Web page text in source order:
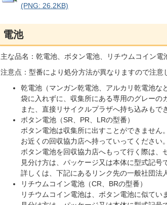
(PNG: 26.2KB)
電池
主な品名：乾電池、ボタン電池、リチウムコイン電
注意点：型番により処分方法が異なりますので注意
乾電池（マンガン乾電池、アルカリ乾電池な
袋に入れずに、収集所にある専用のグレーの
また、直接リサイクルプラザへ持ち込みもで
ボタン電池（SR、PR、LRの型番）
ボタン電池は収集所に出すことができません。
お近くの回収協力店へ持っていってください。
ボタン電池を回収協力店へもって行く際は、
見分け方は、パッケージ又は本体に型式記号
詳しくは、下記にあるリンク先の一般社団法
リチウムコイン電池（CR、BRの型番）
リチウムコイン電池は、ボタン電池に似てい